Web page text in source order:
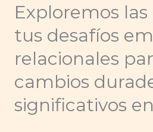
Exploremos las
tus desafíos
relacionales
cambios
significativos